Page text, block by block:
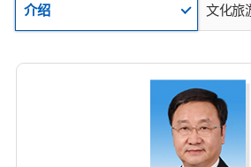
介绍 文化旅